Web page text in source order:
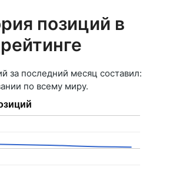
позиций в
рейтинге
за последний месяц составил:
по всему миру.